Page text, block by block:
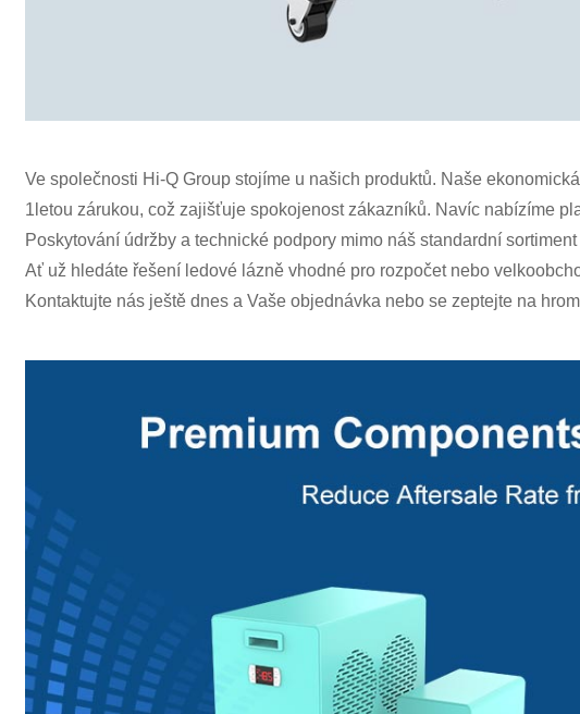
Ve společnosti Hi-Q Group stojíme u našich produktů. Naše
1letou zárukou, což zajišťuje spokojenost zákazníků. Navíc nabízíme
Poskytování údržby a technické podpory mimo náš standardní sortiment
Ať už hledáte řešení ledové lázně vhodné pro rozpočet nebo
Kontaktujte nás ještě dnes a Vaše objednávka nebo se zeptejte na